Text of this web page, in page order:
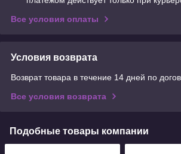
Все условия оплаты
Условия возврата
Возврат товара в течение 14 дней по
Все условия возврата
Подобные товары компании